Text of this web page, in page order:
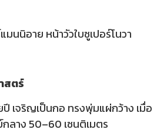
มนนิอาย หน้าวัวใบซูเปอร์โนวา
สตร์
เจริญเป็นกอ ทรงพุ่มแผ่กว้าง เมื่อ
ลาง 50–60 เซนติเมตร